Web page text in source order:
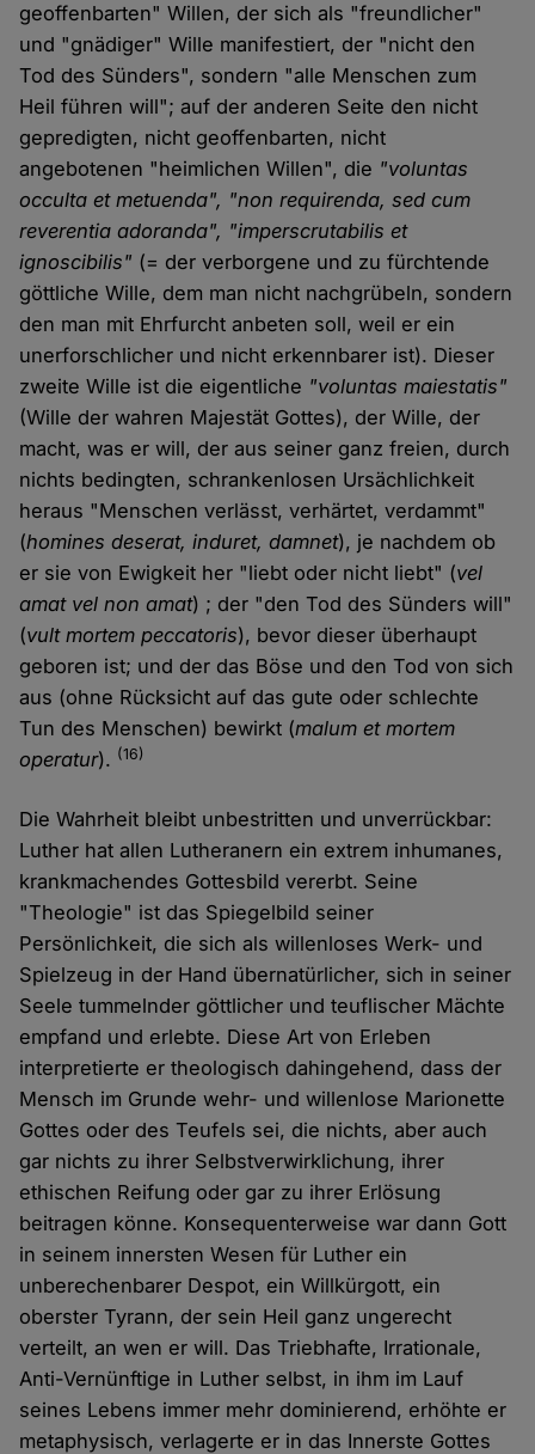
geoffenbarten" Willen, der sich als "freundlicher"
und "gnädiger" Wille manifestiert, der "nicht den
Tod des Sünders", sondern "alle Menschen zum
Heil führen will"; auf der anderen Seite den nicht
gepredigten, nicht geoffenbarten, nicht
angebotenen "heimlichen Willen", die "voluntas
occulta et metuenda", "non requirenda, sed cum
reverentia adoranda", "imperscrutabilis et
ignoscibilis" (= der verborgene und zu fürchtende
göttliche Wille, dem man nicht nachgrübeln, sondern
den man mit Ehrfurcht anbeten soll, weil er ein
unerforschlicher und nicht erkennbarer ist). Dieser
zweite Wille ist die eigentliche "voluntas maiestatis"
(Wille der wahren Majestät Gottes), der Wille, der
macht, was er will, der aus seiner ganz freien, durch
nichts bedingten, schrankenlosen Ursächlichkeit
heraus "Menschen verlässt, verhärtet, verdammt"
(homines deserat, induret, damnet), je nachdem ob
er sie von Ewigkeit her "liebt oder nicht liebt" (vel
amat vel non amat) ; der "den Tod des Sünders will"
(vult mortem peccatoris), bevor dieser überhaupt
geboren ist; und der das Böse und den Tod von sich
aus (ohne Rücksicht auf das gute oder schlechte
Tun des Menschen) bewirkt (malum et mortem
operatur). (16)
Die Wahrheit bleibt unbestritten und unverrückbar:
Luther hat allen Lutheranern ein extrem inhumanes,
krankmachendes Gottesbild vererbt. Seine
"Theologie" ist das Spiegelbild seiner
Persönlichkeit, die sich als willenloses Werk- und
Spielzeug in der Hand übernatürlicher, sich in seiner
Seele tummelnder göttlicher und teuflischer Mächte
empfand und erlebte. Diese Art von Erleben
interpretierte er theologisch dahingehend, dass der
Mensch im Grunde wehr- und willenlose Marionette
Gottes oder des Teufels sei, die nichts, aber auch
gar nichts zu ihrer Selbstverwirklichung, ihrer
ethischen Reifung oder gar zu ihrer Erlösung
beitragen könne. Konsequenterweise war dann Gott
in seinem innersten Wesen für Luther ein
unberechenbarer Despot, ein Willkürgott, ein
oberster Tyrann, der sein Heil ganz ungerecht
verteilt, an wen er will. Das Triebhafte, Irrationale,
Anti-Vernünftige in Luther selbst, in ihm im Lauf
seines Lebens immer mehr dominierend, erhöhte er
metaphysisch, verlagerte er in das Innerste Gottes